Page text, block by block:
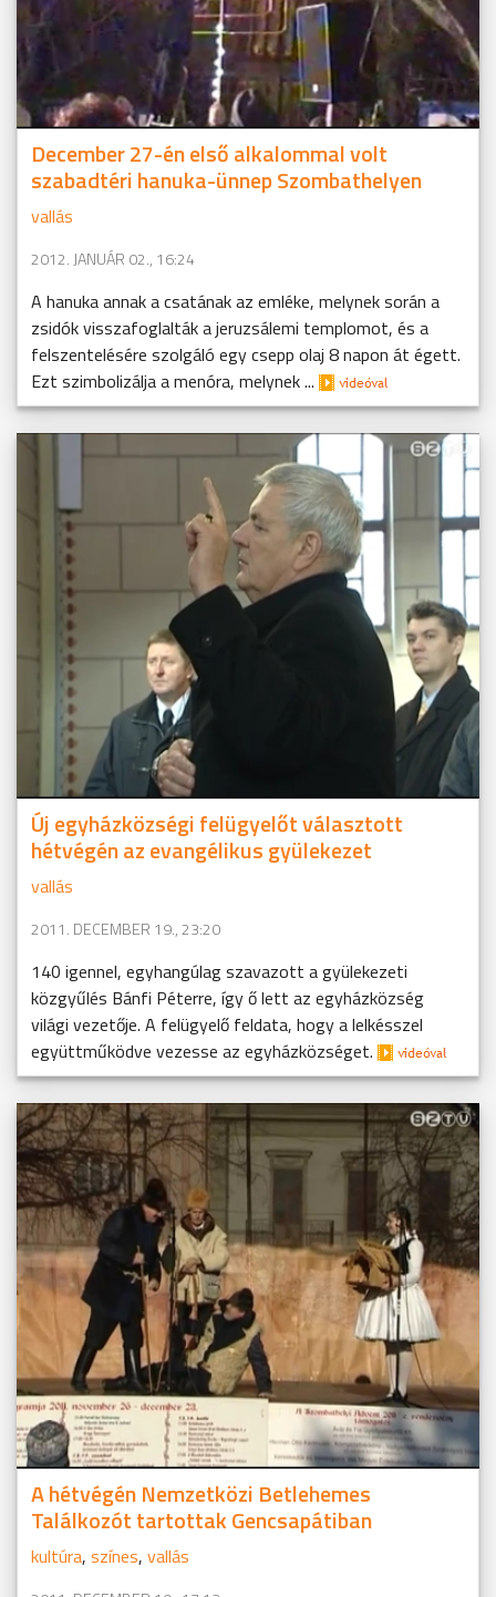
December 27-én első alkalommal volt
szabadtéri hanuka-ünnep Szombathelyen
vallás
2012. JANUÁR 02., 16:24
A hanuka annak a csatának az emléke, melynek során a
zsidók visszafoglalták a jeruzsálemi templomot, és a
felszentelésére szolgáló egy csepp olaj 8 napon át égett.
Ezt szimbolizálja a menóra, melynek ...
Új egyházközségi felügyelőt választott
hétvégén az evangélikus gyülekezet
vallás
2011. DECEMBER 19., 23:20
140 igennel, egyhangúlag szavazott a gyülekezeti
közgyűlés Bánfi Péterre, így ő lett az egyházközség
világi vezetője. A felügyelő feldata, hogy a lelkésszel
együttműködve vezesse az egyházközséget.
A hétvégén Nemzetközi Betlehemes
Találkozót tartottak Gencsapátiban
kultúra, színes, vallás